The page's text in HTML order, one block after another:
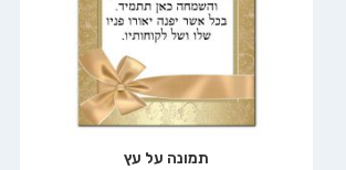
תמונה על עץ